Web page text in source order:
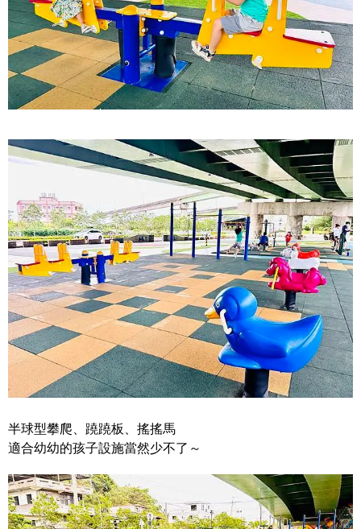
半球型攀爬、蹺蹺板、搖搖馬
適合幼幼的孩子設施當然少不了～